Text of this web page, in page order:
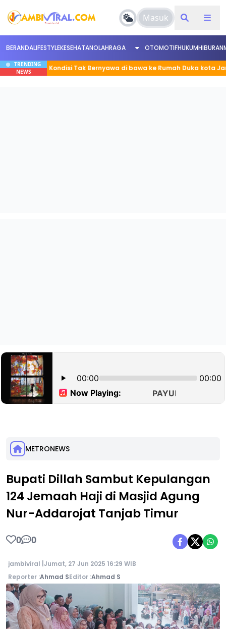
Masuk
BERANDALIFESTYLEKESEHATANOLAHRAGA OTOMOTIFHUKUMHIBURAN
TRENDING
NEWSKondisi Tak Bernyawa di bawa ke Rumah Duka kota Jambi
METRONEWS
Bupati Dillah Sambut Kepulangan
124 Jemaah Haji di Masjid Agung
Nur-Addarojat Tanjab Timur
0 0
jambiviral | Jumat, 27 Jun 2025 16:29 WIB
Reporter :Ahmad SEditor :Ahmad S